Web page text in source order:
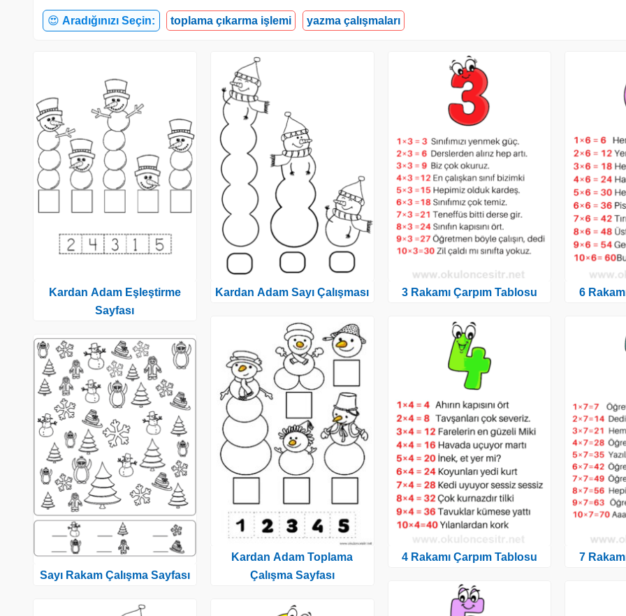
😍 Aradığınızı Seçin: toplama çıkarma işlemi yazma çalışmaları
Kardan Adam Eşleştirme
Sayfası
Sayı Rakam Çalışma Sayfası
Kardan Adam Sayı Çalışması
Kardan Adam Toplama
Çalışma Sayfası
3 Rakamı Çarpım Tablosu
4 Rakamı Çarpım Tablosu
6
7